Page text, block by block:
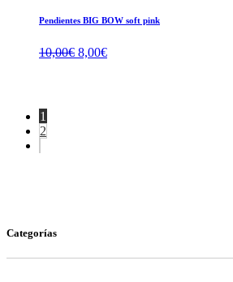
Pendientes BIG BOW soft pink
10,00€ El
8,00€El
1
2
Categorías